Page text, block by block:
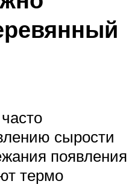
сырости
появления
термо